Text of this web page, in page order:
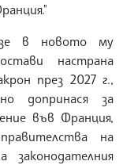
в новото му
настрана
през 2027 г.,
допринася за
във Франция,
на